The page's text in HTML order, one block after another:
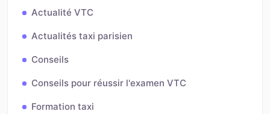
Actualité VTC
Actualités taxi parisien
Conseils
Conseils pour réussir l'examen VTC
Formation taxi